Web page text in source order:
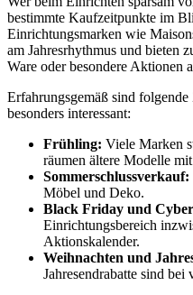
bestimmte Kaufzeitpunkte im
Einrichtungsmarken wie
am Jahresrhythmus und bieten
Ware oder besondere Aktionen
Erfahrungsgemäß sind
besonders interessant:
Frühling: Viele Marken
räumen ältere Modelle
Sommerschlussverkauf:
Möbel und Deko.
Black Friday und
Einrichtungsbereich
Aktionskalender.
Weihnachten und
Jahresendrabatte sind